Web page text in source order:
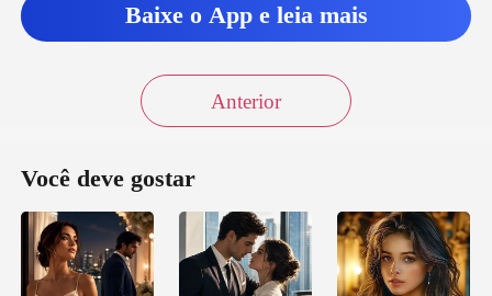
Baixe o App e leia mais
Anterior
Você deve gostar